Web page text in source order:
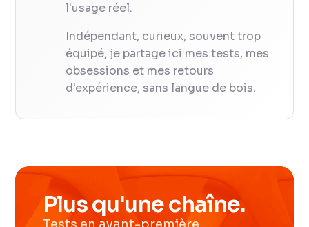
l'usage réel.
Indépendant, curieux, souvent trop
équipé, je partage ici mes tests, mes
obsessions et mes retours
d'expérience, sans langue de bois.
Plus qu'une chaîne.